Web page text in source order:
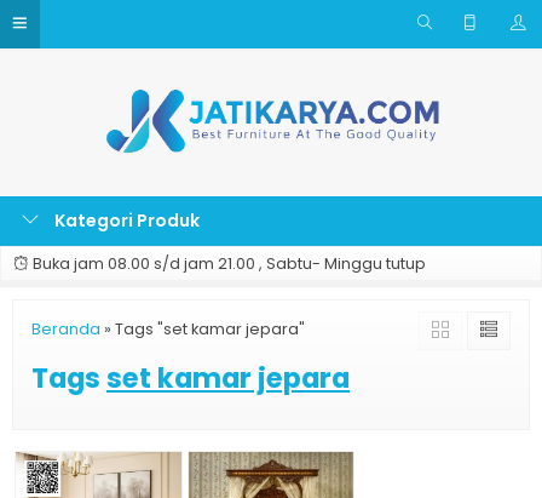
Kategori Produk
Buka jam 08.00 s/d jam 21.00 , Sabtu- Minggu tutup
Beranda » Tags "set kamar jepara"
Tagsset kamar jepara